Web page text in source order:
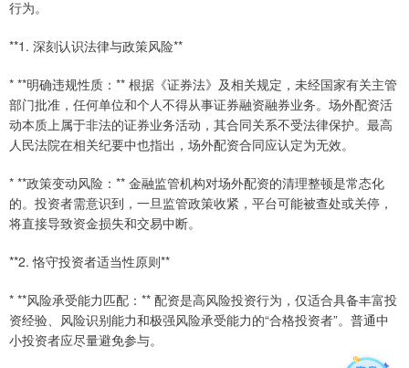
行为。
**1. 深刻认识法律与政策风险**
* **明确违规性质：** 根据《证券法》及相关规定，未经国家有关主管
部门批准，任何单位和个人不得从事证券融资融券业务。场外配资活
动本质上属于非法的证券业务活动，其合同关系不受法律保护。最高
人民法院在相关纪要中也指出，场外配资合同应认定为无效。
* **政策变动风险：** 金融监管机构对场外配资的清理整顿是常态化
的。投资者需意识到，一旦监管政策收紧，平台可能被查处或关停，
将直接导致资金损失和交易中断。
**2. 恪守投资者适当性原则**
* **风险承受能力匹配：** 配资是高风险投资行为，仅适合具备丰富投
资经验、风险识别能力和极强风险承受能力的“合格投资者”。普通中
小投资者应尽量避免参与。